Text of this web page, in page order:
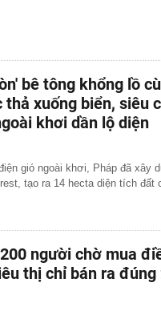
bê tông khổng lồ
xuống biển, siêu
khơi dần lộ diện
gió ngoài khơi, Pháp đã xây
tạo ra 14 hecta diện tích đất
người chờ mua
thị chỉ bán ra đúng